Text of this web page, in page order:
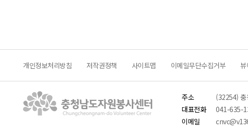
개인정보처리방침 저작권정책 사이트맵 이메일무단수집거부 뷰
주소
(32254) 충
대표전화
041-635-
이메일